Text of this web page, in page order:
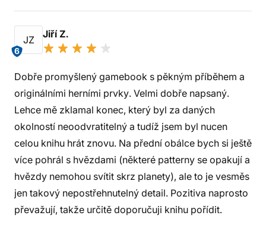
JZ
6
Jiří Z.
Dobře promyšlený gamebook s pěkným příběhem a
originálními herními prvky. Velmi dobře napsaný.
Lehce mě zklamal konec, který byl za daných
okolností neoodvratitelný a tudíž jsem byl nucen
celou knihu hrát znovu. Na přední obálce bych si ještě
více pohrál s hvězdami (některé patterny se opakují a
hvězdy nemohou svítit skrz planety), ale to je vesměs
jen takový nepostřehnutelný detail. Pozitiva naprosto
převažují, takže určitě doporučuji knihu pořídit.